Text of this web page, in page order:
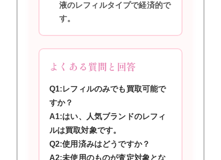
液のレフィルタイプで経済的で
す。
よくある質問と回答
Q1:レフィルのみでも買取可能で
すか？
A1:はい、人気ブランドのレフィ
ルは買取対象です。
Q2:使用済みはどうですか？
A2:未使用のものが査定対象とな